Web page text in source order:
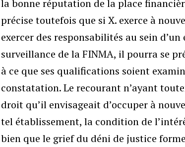
la bonne réputation de la place
précise toutefois que si X. exerce à
exercer des responsabilités au sein
surveillance de la FINMA, il pourra se
à ce que ses qualifications soient
constatation. Le recourant n’ayant
droit qu’il envisageait d’occuper à
tel établissement, la condition de
bien que le grief du déni de justice